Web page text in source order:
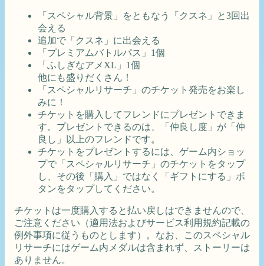
「スペシャル背景」をともなう「クスネ」と3回出
会える
追加で「クスネ」に出会える
「プレミアムバトルパス」1個
「ふしぎなアメXL」1個
他にも盛りだくさん！
「スペシャルリサーチ」のチケット発売をお楽し
みに！
チケットを購入してフレンドにプレゼントできま
す。プレゼントできるのは、「仲良し度」が「仲
良し」以上のフレンドです。
チケットをプレゼントするには、ゲーム内ショッ
プで「スペシャルリサーチ」のチケットをタップ
し、その後「購入」ではなく「ギフトにする」ボ
タンをタップしてください。
チケットは一度購入すると払い戻しはできませんので、
ご注意ください（適用法およびサービス利用規約記載の
例外事項に従うものとします）。なお、このスペシャル
リサーチにはゲーム内メダルは含まれず、ストーリーは
ありません。